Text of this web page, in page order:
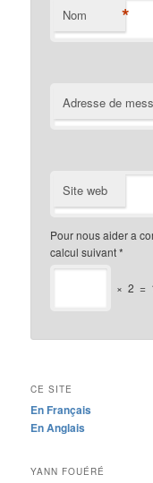
Nom *
Adresse de
Site web
Pour nous aider a
calcul suivant*
× 2 =
CE SITE
En Français
En Anglais
YANN FOUÉRÉ